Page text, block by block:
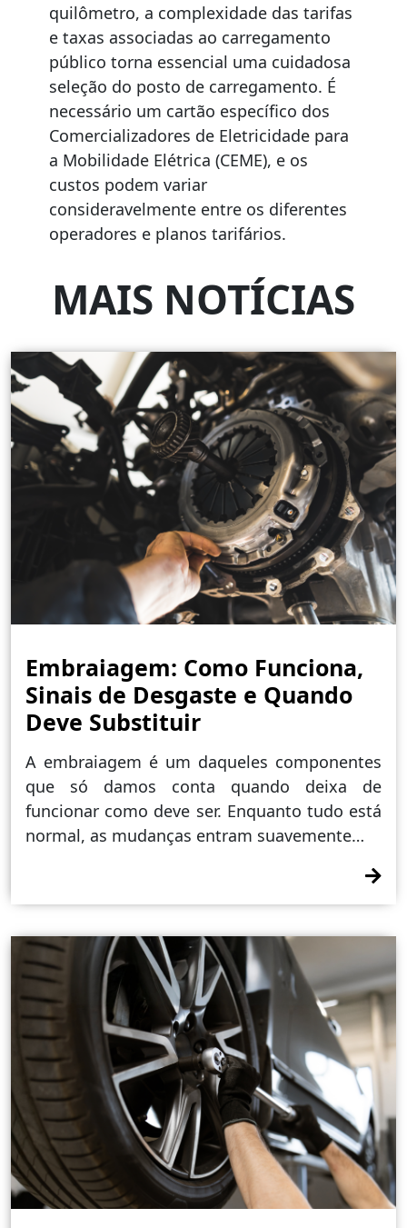
quilômetro, a complexidade das tarifas
e taxas associadas ao carregamento
público torna essencial uma cuidadosa
seleção do posto de carregamento. É
necessário um cartão específico dos
Comercializadores de Eletricidade para
a Mobilidade Elétrica (CEME), e os
custos podem variar
consideravelmente entre os diferentes
operadores e planos tarifários.
MAIS NOTÍCIAS
Embraiagem: Como Funciona,
Sinais de Desgaste e Quando
Deve Substituir
A embraiagem é um daqueles componentes
que só damos conta quando deixa de
funcionar como deve ser. Enquanto tudo está
normal, as mudanças entram suavemente…